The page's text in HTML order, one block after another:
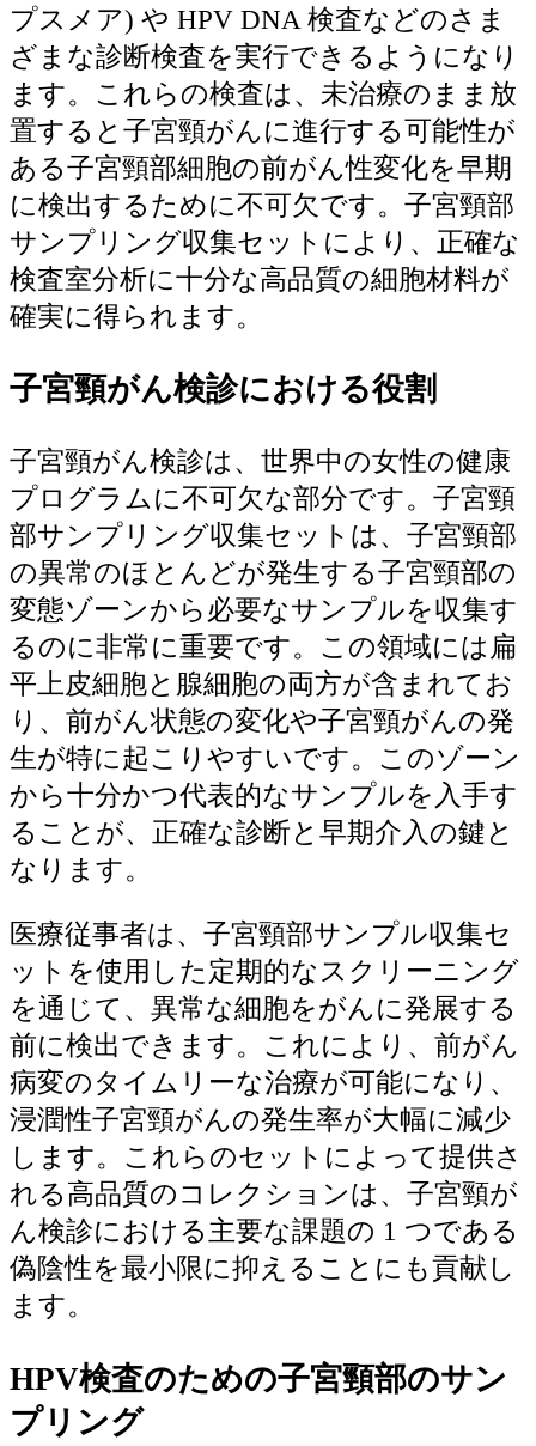
プスメア) や HPV DNA 検査などのさま
ざまな診断検査を実行できるようになり
ます。これらの検査は、未治療のまま放
置すると子宮頸がんに進行する可能性が
ある子宮頸部細胞の前がん性変化を早期
に検出するために不可欠です。子宮頸部
サンプリング収集セットにより、正確な
検査室分析に十分な高品質の細胞材料が
確実に得られます。
子宮頸がん検診における役割
子宮頸がん検診は、世界中の女性の健康
プログラムに不可欠な部分です。子宮頸
部サンプリング収集セットは、子宮頸部
の異常のほとんどが発生する子宮頸部の
変態ゾーンから必要なサンプルを収集す
るのに非常に重要です。この領域には扁
平上皮細胞と腺細胞の両方が含まれてお
り、前がん状態の変化や子宮頸がんの発
生が特に起こりやすいです。このゾーン
から十分かつ代表的なサンプルを入手す
ることが、正確な診断と早期介入の鍵と
なります。
医療従事者は、子宮頸部サンプル収集セ
ットを使用した定期的なスクリーニング
を通じて、異常な細胞をがんに発展する
前に検出できます。これにより、前がん
病変のタイムリーな治療が可能になり、
浸潤性子宮頸がんの発生率が大幅に減少
します。これらのセットによって提供さ
れる高品質のコレクションは、子宮頸が
ん検診における主要な課題の 1 つである
偽陰性を最小限に抑えることにも貢献し
ます。
HPV検査のための子宮頸部のサン
プリング